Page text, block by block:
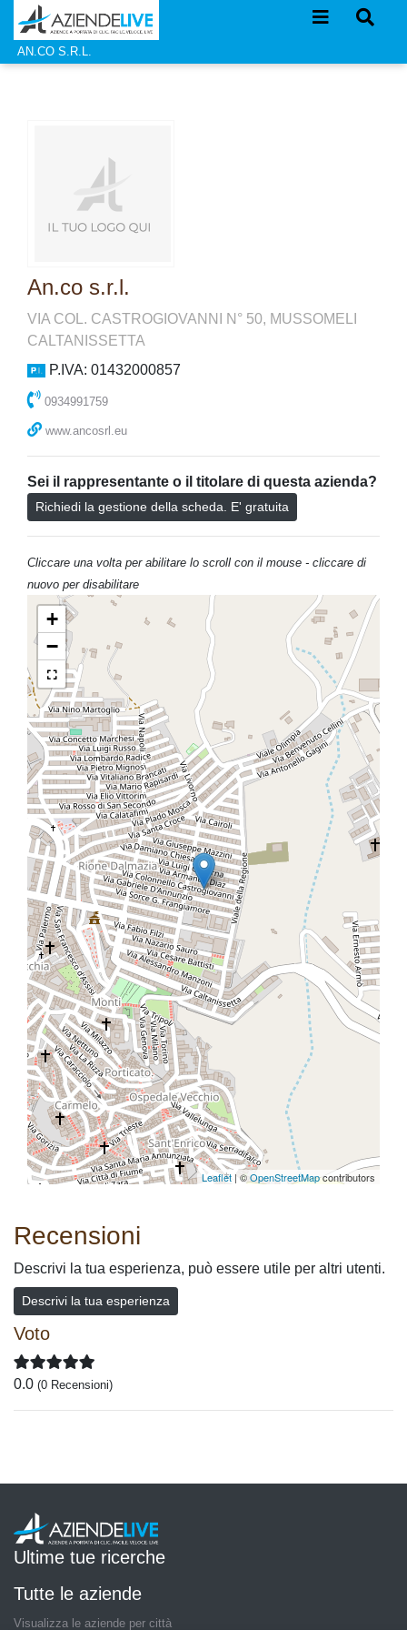
AN.CO S.R.L.
An.co s.r.l.
VIA COL. CASTROGIOVANNI N° 50, MUSSOMELI
CALTANISSETTA
P.IVA: 01432000857
0934991759
www.ancosrl.eu
Sei il rappresentante o il titolare di questa azienda?
Richiedi la gestione della scheda. E' gratuita
Cliccare una volta per abilitare lo scroll con il mouse - cliccare di
nuovo per disabilitare
+
−
Leaflet | ©OpenStreetMapcontributors
Recensioni
Descrivi la tua esperienza, può essere utile per altri utenti.
Descrivi la tua esperienza
Voto
0.0 (0 Recensioni)
Ultime tue ricerche
Tutte le aziende
Visualizza le aziende per città